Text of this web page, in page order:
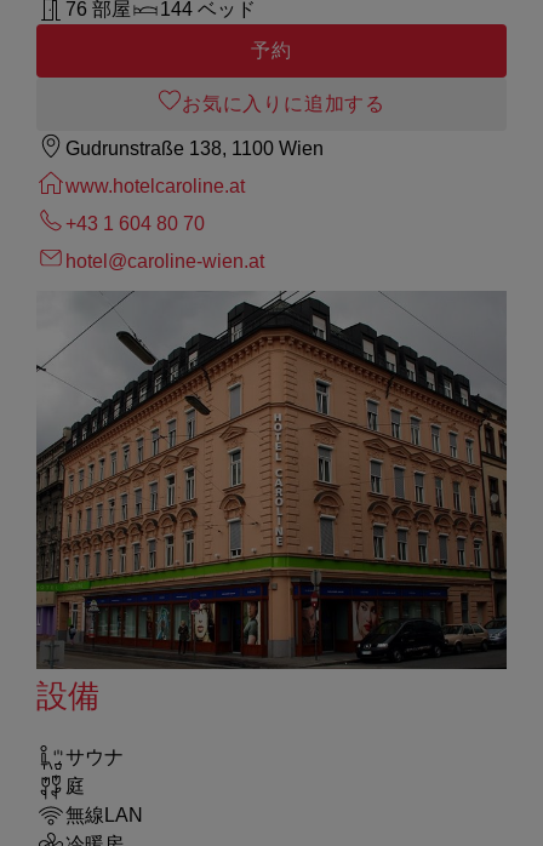
76 部屋
144 ベッド
予約
お気に入りに追加する
Gudrunstraße 138, 1100 Wien
www.hotelcaroline.at
+43 1 604 80 70
hotel@caroline-wien.at
設備
サウナ
庭
無線LAN